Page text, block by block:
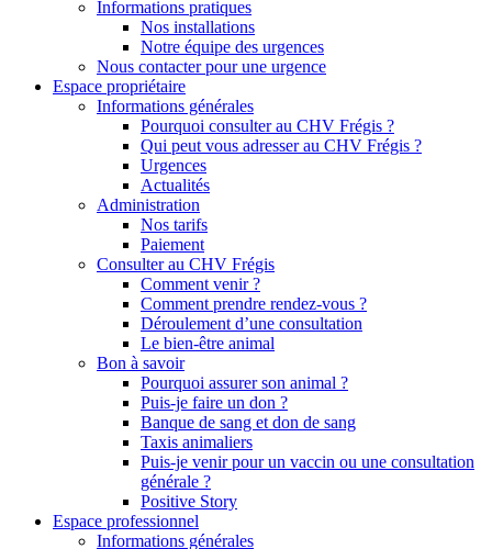
Informations pratiques
Nos installations
Notre équipe des urgences
Nous contacter pour une urgence
Espace propriétaire
Informations générales
Pourquoi consulter au CHV Frégis ?
Qui peut vous adresser au CHV Frégis ?
Urgences
Actualités
Administration
Nos tarifs
Paiement
Consulter au CHV Frégis
Comment venir ?
Comment prendre rendez-vous ?
Déroulement d’une consultation
Le bien-être animal
Bon à savoir
Pourquoi assurer son animal ?
Puis-je faire un don ?
Banque de sang et don de sang
Taxis animaliers
Puis-je venir pour un vaccin ou une consultation
générale ?
Positive Story
Espace professionnel
Informations générales